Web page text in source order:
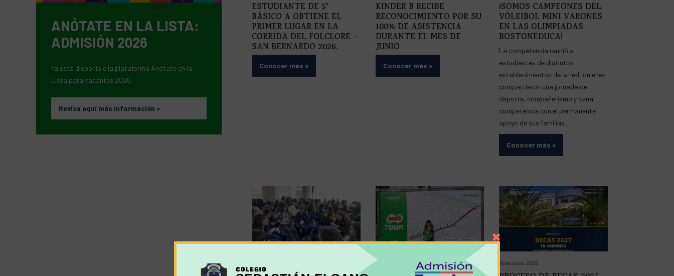
ANÓTATE EN LA LISTA:
ADMISIÓN 2026
Ya está disponible la plataforma Anótate en la
Lista para vacantes 2026.
Revisa aquí más información »
ESTUDIANTE DE 5°
BÁSICO A OBTIENE EL
PRIMER LUGAR EN LA
CORRIDA DEL FOLCLORE –
SAN BERNARDO 2026.
Conocer más »
KINDER B RECIBE
RECONOCIMIENTO POR SU
100% DE ASISTENCIA
DURANTE EL MES DE
JUNIO
Conocer más »
¡SOMOS CAMPEONES DEL
VÓLEIBOL MINI VARONES
EN LAS OLIMPIADAS
BOSTONEDUCA!
La competencia reunió a
estudiantes de distintos
establecimientos de la red, quienes
compartieron una jornada de
deporte, compañerismo y sana
competencia con el permanente
apoyo de sus familias.
Conocer más »
17 de Junio, 2026 16 de Junio, 2026